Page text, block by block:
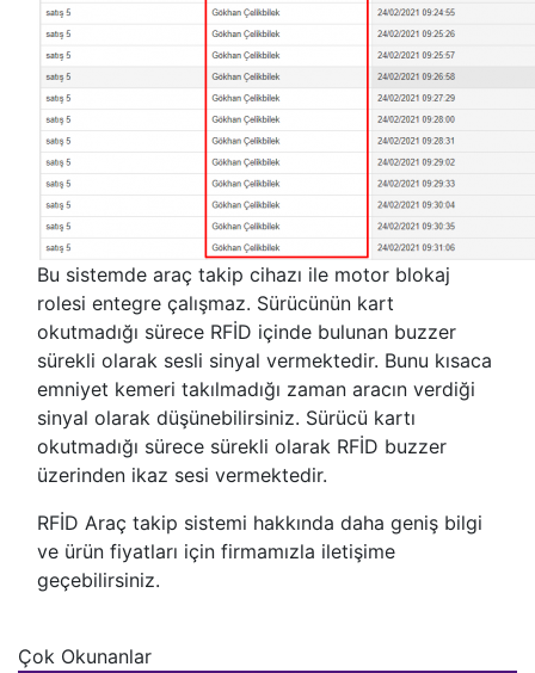
Bu sistemde araç takip cihazı ile motor blokaj
rolesi entegre çalışmaz. Sürücünün kart
okutmadığı sürece RFİD içinde bulunan buzzer
sürekli olarak sesli sinyal vermektedir. Bunu kısaca
emniyet kemeri takılmadığı zaman aracın verdiği
sinyal olarak düşünebilirsiniz. Sürücü kartı
okutmadığı sürece sürekli olarak RFİD buzzer
üzerinden ikaz sesi vermektedir.
RFİD Araç takip sistemi hakkında daha geniş bilgi
ve ürün fiyatları için firmamızla iletişime
geçebilirsiniz.
Çok Okunanlar